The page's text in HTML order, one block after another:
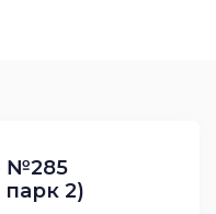
№285
парк 2)